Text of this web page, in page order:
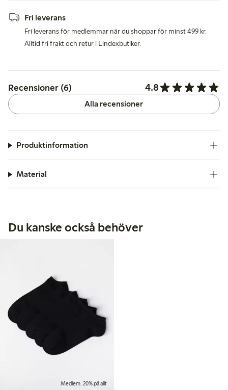
Fri leverans
Fri leverans för medlemmar när du shoppar för minst 499 kr.
Alltid fri frakt och retur i Lindexbutiker.
Recensioner (6) 4.8
Alla recensioner
Produktinformation
Material
Du kanske också behöver
Medlem: 20% på allt